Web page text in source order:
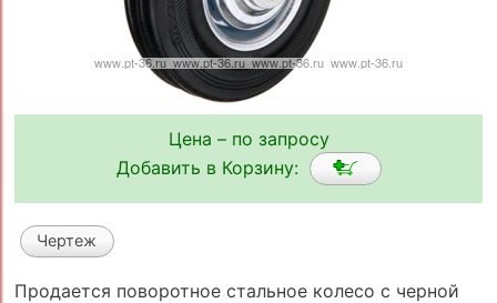
Цена – по запросу
Добавить в Корзину:
Чертеж
Продается поворотное стальное колесо с черной